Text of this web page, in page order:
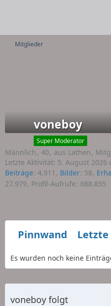
Mitglieder
voneboy
Super Moderator
Männlich 40 aus Lathen
Letzte Aktivität: 5. August 2026
Beiträge 4.911 Bilder 58
27.979 Profil-Aufrufe 688.855
Pinnwand
Es wurden noch keine
voneboy folgt